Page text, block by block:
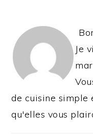
Je
de cuisine simple
qu'elles vous